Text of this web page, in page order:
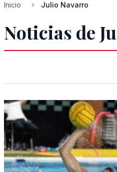
Inicio Julio Navarro
Noticias de